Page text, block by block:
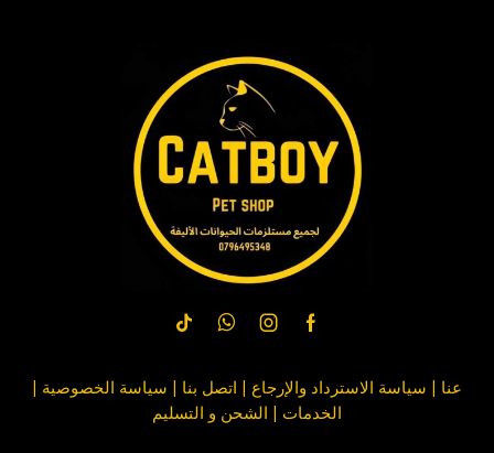
عنا | سياسة الاسترداد والإرجاع | اتصل بنا | سياسة الخصوصية |
الخدمات | الشحن و التسليم